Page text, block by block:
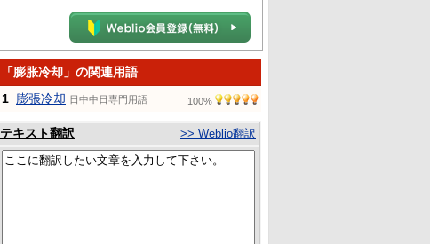
「膨胀冷却」の関連用語
1 膨張冷却 日中中日専門用語 100%
テキスト翻訳 >> Weblio翻訳